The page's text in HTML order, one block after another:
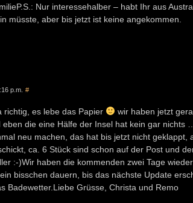
Nur interessehalber – habt Ihr aus
müsste, aber bis jetzt ist keine angekommen.
p.m. #
es lebe das Papier
wir haben jetzt
die eine Hälfe der Insel hat kein gar nichts
neu machen, das hat bis jetzt nicht geklappt,
ca. 6 Stück sind schon auf der Post und
:-)Wir haben die kommenden zwei Tage
bisschen dauern, bis das nächste Update
Badewetter.Liebe Grüsse, Christa und Remo